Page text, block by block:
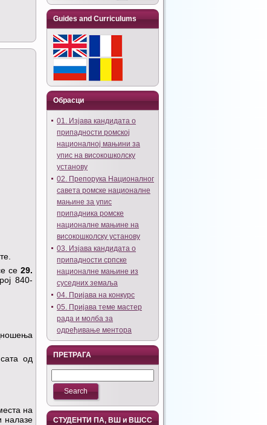
се 29.
840-
од
на
налазе
Guides and Curriculums
Обрасци
01. Изјава кандидата о
припадности ромској
националној мањини за
упис на високошколску
установу
02. Препорука Националног
савета ромске националне
мањине за упис
припадника ромске
националне мањине на
високошколску установу
03. Изјава кандидата о
припадности српске
националне мањине из
суседних земаља
04. Пријава на конкурс
05. Пријава теме мастер
рада и молба за
одређивање ментора
ПРЕТРАГА
СТУДЕНТИ ПА, ВШ и ВШСС